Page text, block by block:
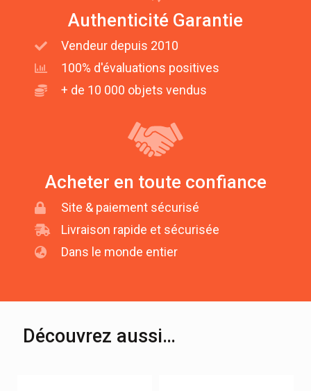
Authenticité Garantie
Vendeur depuis 2010
100% d'évaluations positives
+ de 10 000 objets vendus
Acheter en toute confiance
Site & paiement sécurisé
Livraison rapide et sécurisée
Dans le monde entier
Découvrez aussi…